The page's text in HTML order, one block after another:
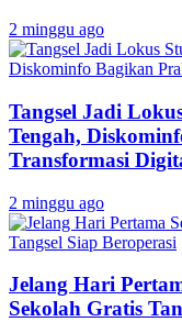
2 minggu ago
Tangsel Jadi
Tengah,
Transformasi
2 minggu ago
Jelang Hari
Sekolah Gratis